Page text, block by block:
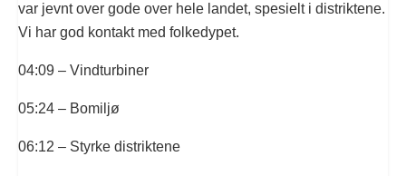
var jevnt over gode over hele landet, spesielt i distriktene.
Vi har god kontakt med folkedypet.
04:09 – Vindturbiner
05:24 – Bomiljø
06:12 – Styrke distriktene